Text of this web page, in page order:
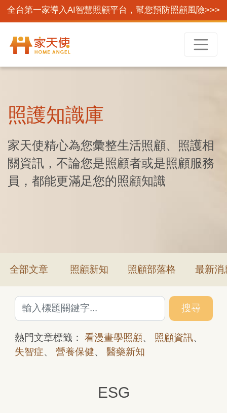
全台第一家導入AI智慧照顧平台，幫您預防照顧風險>>>
照護知識庫
家天使精心為您彙整生活照顧、照護相
關資訊，不論您是照顧者或是照顧服務
員，都能更滿足您的照顧知識
全部文章 照顧新知 照顧部落格 最新消
搜尋
熱門文章標籤： 看漫畫學照顧、 照顧資訊、
失智症、 營養保健、 醫藥新知
ESG